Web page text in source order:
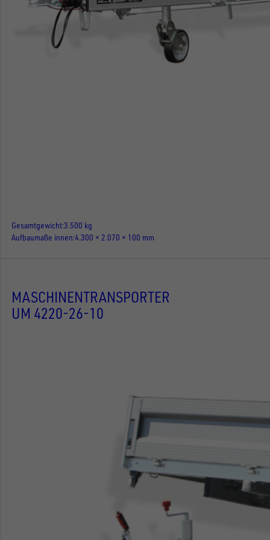
Gesamtgewicht3.500 kg
Aufbaumaße innen 4.300 × 2.070 × 100 mm
MASCHINENTRANSPORTER
UM 4220-26-10